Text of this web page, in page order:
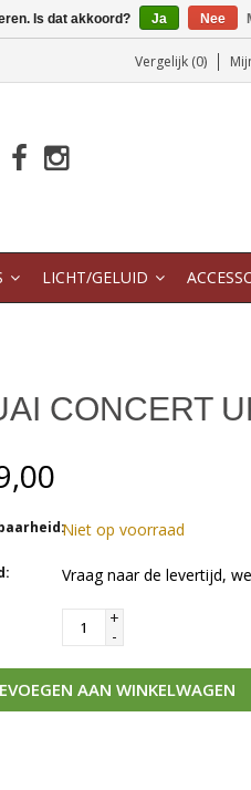
Vergelijk (0)
LICHT/GELUID
CONCERT
Niet op voorraad
Vraag naar de levertijd,
+
-
AAN WINKELWAGEN
Is dat akkoord? Ja Nee